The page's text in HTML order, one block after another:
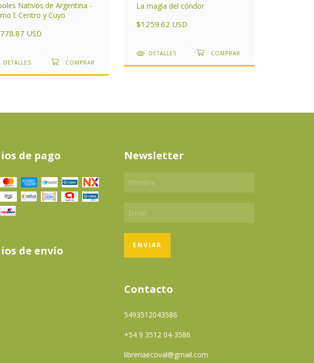
Nativos de Argentina -
l: Centro y Cuyo
USD
DETALLES
La magia del cóndor
$1259.62 USD
DETALLES
de pago
de envío
Newsletter
Contacto
5493512043586
+54 9 3512 04-3586
libreriaecoval@gmail.com